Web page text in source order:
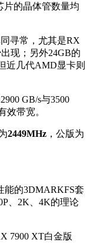
片的晶体管数量均
寻常，尤其是RX
现；另外24GB的
近几代AMD显卡则
GB/s与3500
效带宽。
2449MHz ，公版为
能的3DMARKFS套
、2K、4K的理论
7900 XT白金版